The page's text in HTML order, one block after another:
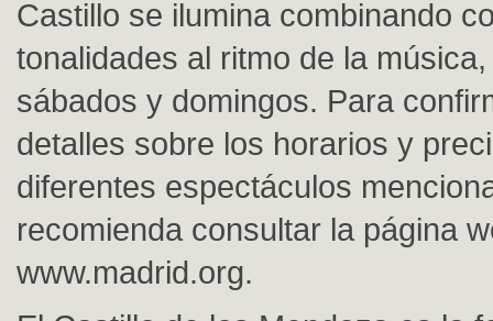
Castillo se ilumina combinando
tonalidades al ritmo de la
sábados y domingos. Para
detalles sobre los horarios y
diferentes espectáculos
recomienda consultar la página
www.madrid.org.